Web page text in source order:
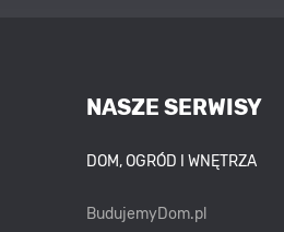
NASZE SERWISY
DOM, OGRÓD I WNĘTRZA
BudujemyDom.pl